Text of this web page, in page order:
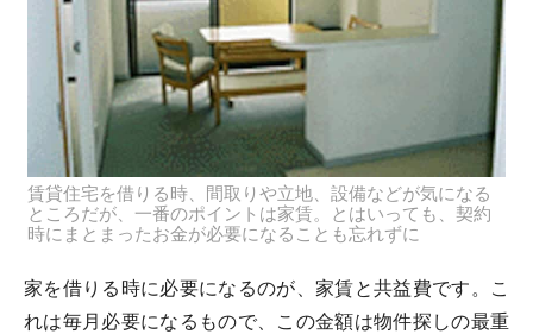
賃貸住宅を借りる時、間取りや立地、設備などが気になる
ところだが、一番のポイントは家賃。とはいっても、契約
時にまとまったお金が必要になることも忘れずに
家を借りる時に必要になるのが、家賃と共益費です。こ
れは毎月必要になるもので、この金額は物件探しの最重